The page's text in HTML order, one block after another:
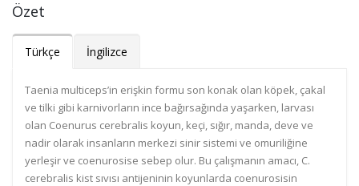
Özet
Türkçe İngilizce
Taenia multiceps’in erişkin formu son konak olan köpek, çakal
ve tilki gibi karnivorların ince bağırsağında yaşarken, larvası
olan Coenurus cerebralis koyun, keçi, sığır, manda, deve ve
nadir olarak insanların merkezi sinir sistemi ve omuriliğine
yerleşir ve coenurosise sebep olur. Bu çalışmanın amacı, C.
cerebralis kist sıvısı antijeninin koyunlarda coenurosisin